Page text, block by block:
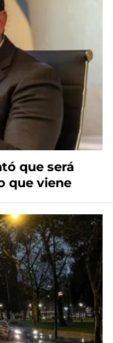
que será
que viene